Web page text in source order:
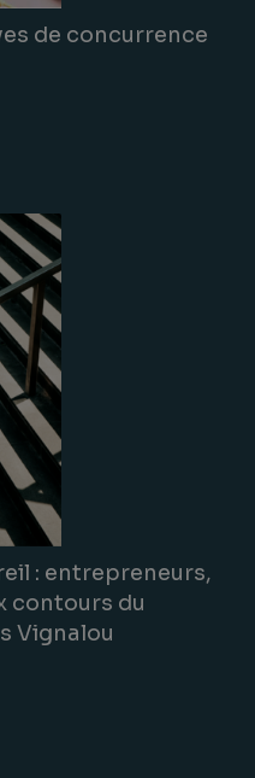
de concurrence
: entrepreneurs,
contours du
Vignalou